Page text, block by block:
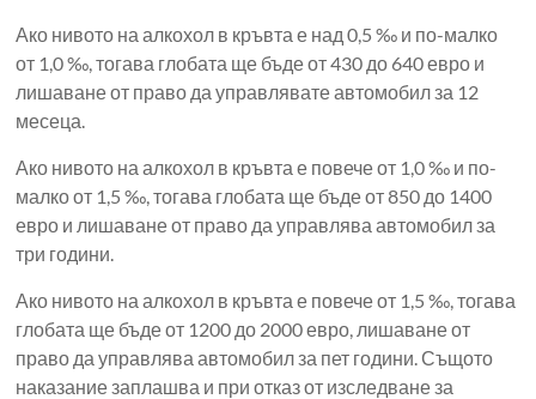
Ако нивото на алкохол в кръвта е над 0,5 ‰ и по-малко
от 1,0 ‰, тогава глобата ще бъде от 430 до 640 евро и
лишаване от право да управлявате автомобил за 12
месеца.
Ако нивото на алкохол в кръвта е повече от 1,0 ‰ и по-
малко от 1,5 ‰, тогава глобата ще бъде от 850 до 1400
евро и лишаване от право да управлява автомобил за
три години.
Ако нивото на алкохол в кръвта е повече от 1,5 ‰, тогава
глобата ще бъде от 1200 до 2000 евро, лишаване от
право да управлява автомобил за пет години. Същото
наказание заплашва и при отказ от изследване за